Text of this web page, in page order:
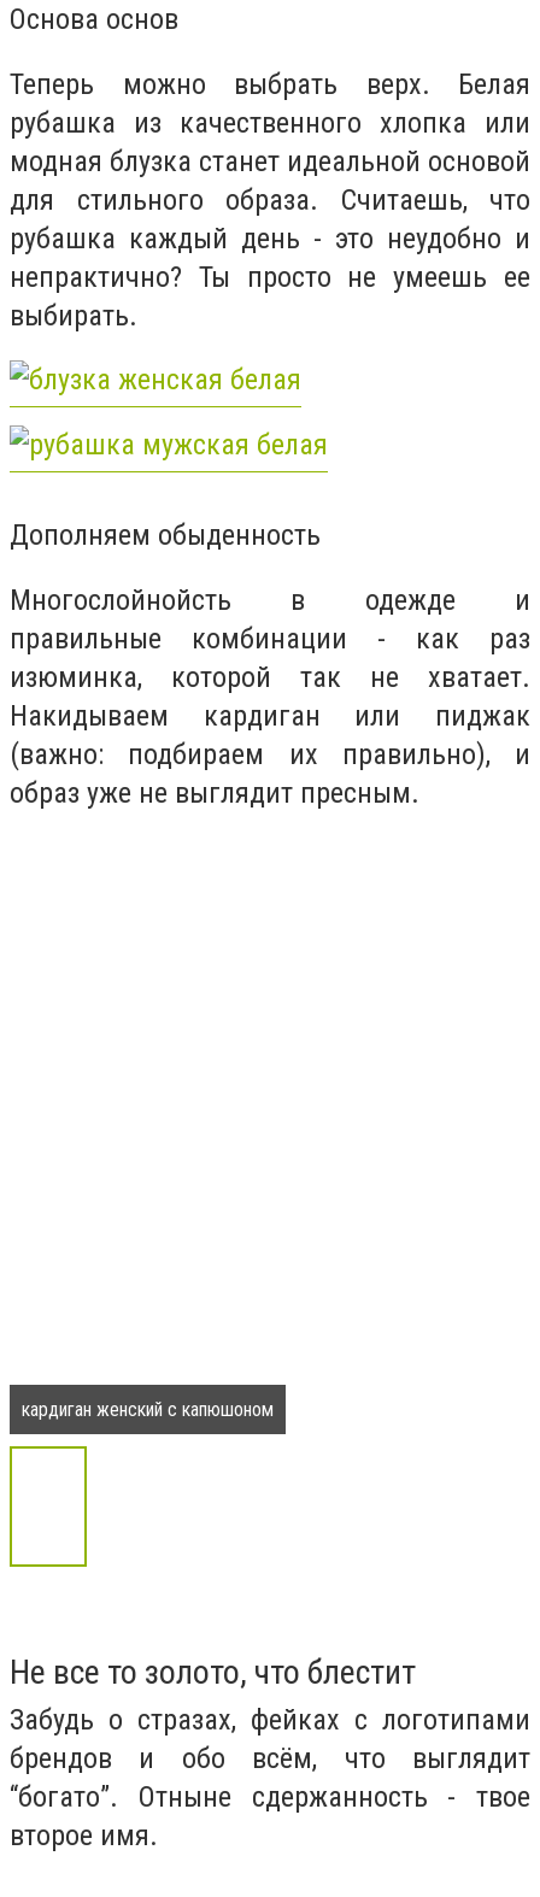
Основа основ
Теперь можно выбрать верх. Белая
рубашка из качественного хлопка или
модная блузка станет идеальной основой
для стильного образа. Считаешь, что
рубашка каждый день - это неудобно и
непрактично? Ты просто не умеешь ее
выбирать.
Дополняем обыденность
Многослойнойсть в одежде и
правильные комбинации - как раз
изюминка, которой так не хватает.
Накидываем кардиган или пиджак
(важно: подбираем их правильно), и
образ уже не выглядит пресным.
кардиган женский с капюшоном
Не все то золото, что блестит
Забудь о стразах, фейках с логотипами
брендов и обо всём, что выглядит
“богато”. Отныне сдержанность - твое
второе имя.